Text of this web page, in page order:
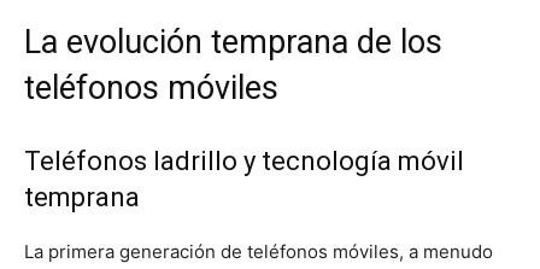
La evolución temprana de los
teléfonos móviles
Teléfonos ladrillo y tecnología móvil
temprana
La primera generación de teléfonos móviles, a menudo